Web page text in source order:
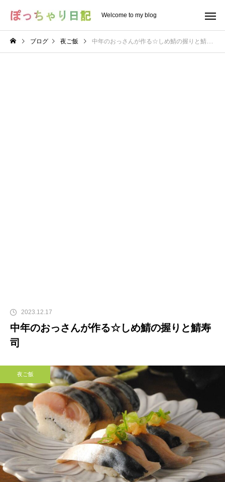
Welcome to my blog
ブログ 夜ご飯 中年のおっさんが作る☆しめ鯖の握りと鯖寿司
2023.12.17
中年のおっさんが作る☆しめ鯖の握りと鯖寿
司
夜ご飯